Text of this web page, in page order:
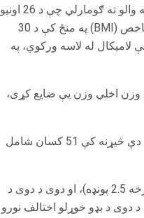
په یوه کوچني کلینیکي محاکمه کې چې په 2006 کې 40 کسان ترسره شوي، څیړونکي په ناڅاپه برخه والو ته ګومارلي چې د 26 اونیو
لپاره لامیکالل یا د ځایبو ځای ترلاسه کړي. هرڅوک په دې څیړنه کې برخه اخیستې د بدن د ډله ایز شاخص (BMI) په منځ کې د 30
لامیکال له لاسه ورکوي، په
چې لامیکاال وزن اخلي وزن یې ضایع کړی،
بله څیړنه، دا په 2009 کې، د لام ډوډۍ د اخته کیدو د درملنې په توګه د لامکیتال په توګه ګڼل کیږي. په دې څیړنه کې 51 کسان شامل
هغه کسان چې لامکیتال اخلي د ځایبو په پرتله ډیر وزن له السه ورکوي (د پونډ شاوخوا یو پر دریمه برخه 2.5 پونډه)، او دوی د دوی د
دوی د بډو خوړلو اختالف نورو